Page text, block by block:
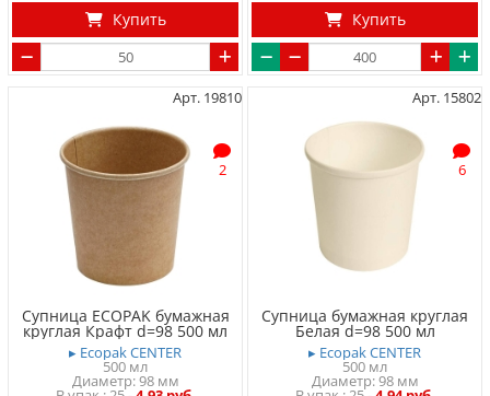
Купить Купить
Арт. 19810
2
Супница ECOPAK бумажная
круглая Крафт d=98 500 мл
▸ Ecopak CENTER
500 мл
Диаметр: 98 мм
Арт. 15802
6
Супница бумажная круглая
Белая d=98 500 мл
▸ Ecopak CENTER
500 мл
Диаметр: 98 мм